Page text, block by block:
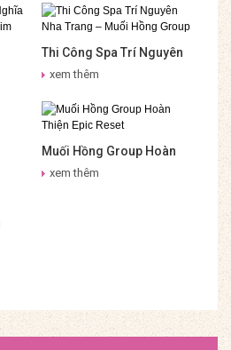
Thi Công Spa Trí Nguyên
Nha Trang – Muối Hồng
xem thêm
Muối Hồng Group Hoàn
Thiện Epic Reset
xem thêm